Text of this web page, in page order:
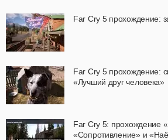
Far Cry 5 прохождение:
Far Cry 5 прохождение:
«Лучший друг человека»
Far Cry 5: прохождение
«Сопротивление» и